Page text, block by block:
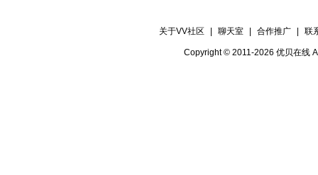
关于VV社区 聊天室 合作推广 联
Copyright © 2011-2026 优贝在线